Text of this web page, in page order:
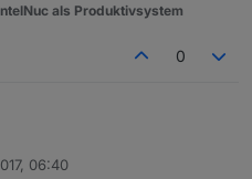
als Produktivsystem
0
06:40